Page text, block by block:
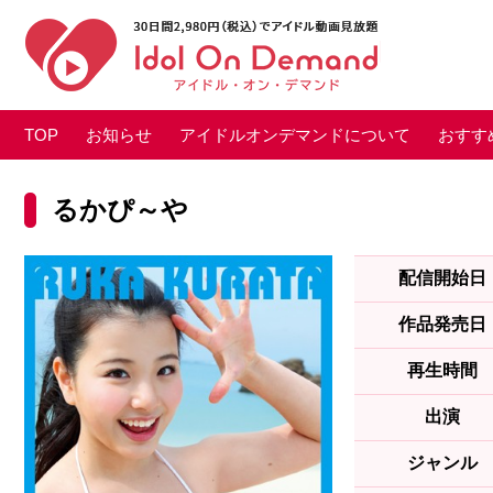
TOP お知らせ アイドルオンデマンドについて おすす
るかぴ～や
配信開始日
作品発売日
再生時間
出演
ジャンル